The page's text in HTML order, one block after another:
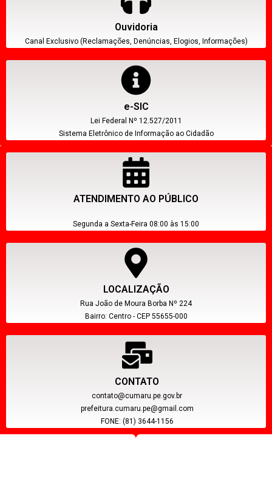
Ouvidoria
Canal Exclusivo (Reclamações, Denúncias, Elogios, Informações)
e-SIC
Lei Federal Nº 12.527/2011
Sistema Eletrônico de Informação ao Cidadão
ATENDIMENTO AO PÚBLICO
Segunda a Sexta-Feira 08:00 às 15:00
LOCALIZAÇÃO
Rua João de Moura Borba Nº 224
Bairro: Centro - CEP 55655-000
CONTATO
contato@cumaru.pe.gov.br
prefeitura.cumaru.pe@gmail.com
FONE: (81) 3644-1156